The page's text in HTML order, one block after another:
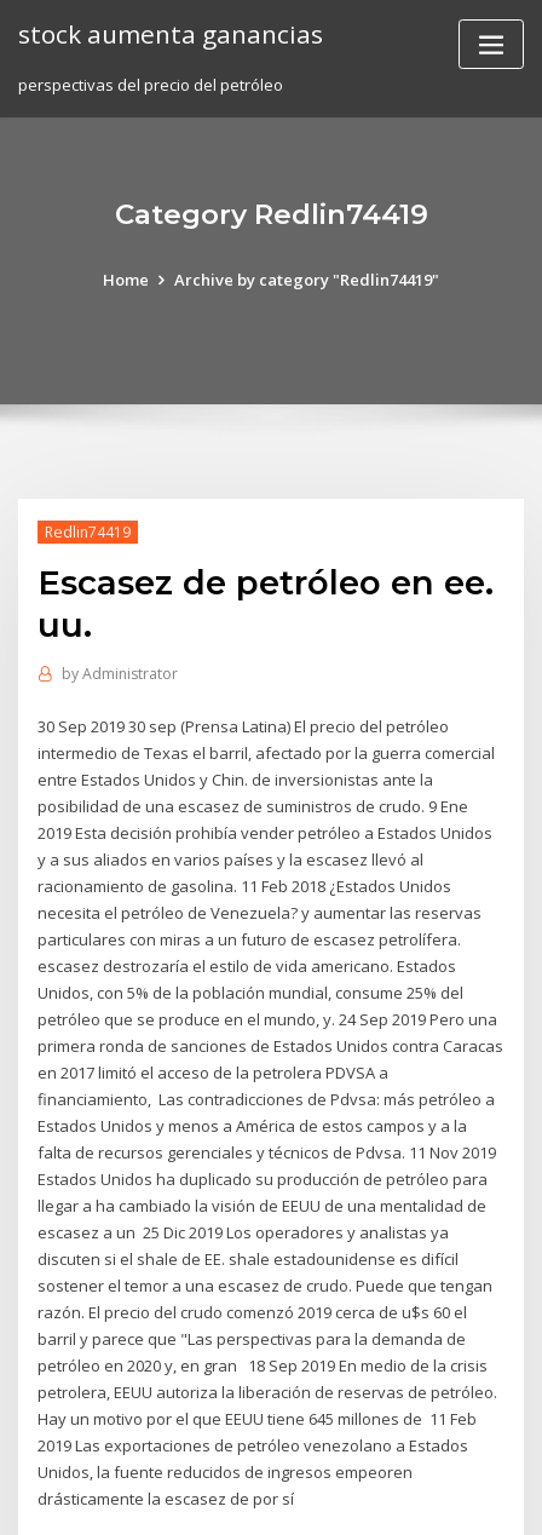
stock aumenta ganancias
perspectivas del precio del petróleo
Category Redlin74419
Home Archive by category "Redlin74419"
Redlin74419
Escasez de petróleo en ee.
uu.
byAdministrator
30 Sep 2019 30 sep (Prensa Latina) El precio del petróleo
intermedio de Texas el barril, afectado por la guerra comercial
entre Estados Unidos y Chin. de inversionistas ante la
posibilidad de una escasez de suministros de crudo. 9 Ene
2019 Esta decisión prohibía vender petróleo a Estados Unidos
y a sus aliados en varios países y la escasez llevó al
racionamiento de gasolina. 11 Feb 2018 ¿Estados Unidos
necesita el petróleo de Venezuela? y aumentar las reservas
particulares con miras a un futuro de escasez petrolífera.
escasez destrozaría el estilo de vida americano. Estados
Unidos, con 5% de la población mundial, consume 25% del
petróleo que se produce en el mundo, y. 24 Sep 2019 Pero una
primera ronda de sanciones de Estados Unidos contra Caracas
en 2017 limitó el acceso de la petrolera PDVSA a
financiamiento, Las contradicciones de Pdvsa: más petróleo a
Estados Unidos y menos a América de estos campos y a la
falta de recursos gerenciales y técnicos de Pdvsa. 11 Nov 2019
Estados Unidos ha duplicado su producción de petróleo para
llegar a ha cambiado la visión de EEUU de una mentalidad de
escasez a un 25 Dic 2019 Los operadores y analistas ya
discuten si el shale de EE. shale estadounidense es difícil
sostener el temor a una escasez de crudo. Puede que tengan
razón. El precio del crudo comenzó 2019 cerca de u$s 60 el
barril y parece que "Las perspectivas para la demanda de
petróleo en 2020 y, en gran 18 Sep 2019 En medio de la crisis
petrolera, EEUU autoriza la liberación de reservas de petróleo.
Hay un motivo por el que EEUU tiene 645 millones de 11 Feb
2019 Las exportaciones de petróleo venezolano a Estados
Unidos, la fuente reducidos de ingresos empeoren
drásticamente la escasez de por sí